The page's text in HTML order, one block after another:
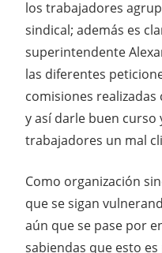
los trabajadores
sindical; además es
superintendente
las diferentes
comisiones
y así darle buen
trabajadores un mal
Como organización
que se sigan
aún que se pase por
sabiendas que esto